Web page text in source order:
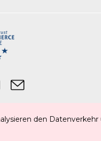
Portugiesische Spezialitäten
den